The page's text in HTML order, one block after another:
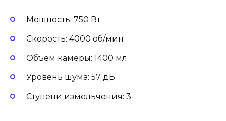
Мощность: 750 Вт
Скорость: 4000 об/мин
Объем камеры: 1400 мл
Уровень шума: 57 дБ
Ступени измельчения: 3